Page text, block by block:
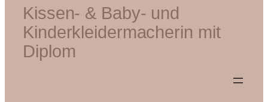
Kissen- & Baby- und
Kinderkleidermacherin mit
Diplom